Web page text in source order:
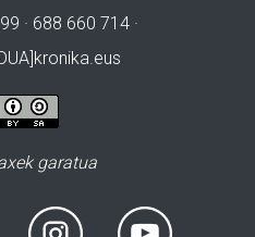
· 688 660 714 ·
garatua